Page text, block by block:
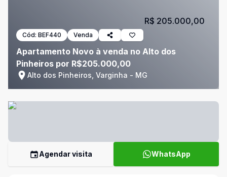
Cód: BEF440 Venda
Apartamento Novo à venda no Alto dos
Pinheiros por R$205.000,00
Alto dos Pinheiros, Varginha - MG
R$ 205.000,00
Agendar visita WhatsApp